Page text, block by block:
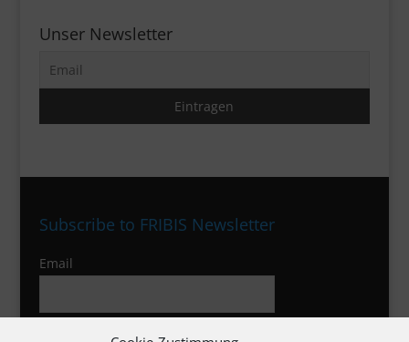
Unser Newsletter
Subscribe to FRIBIS Newsletter
Email